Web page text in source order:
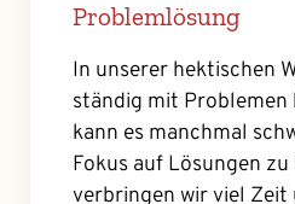
Problemlösung
In unserer hektischen
ständig mit
kann es manchmal
Fokus auf Lösungen
verbringen wir viel Zeit